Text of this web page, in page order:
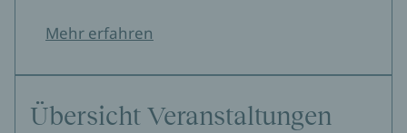
Mehr erfahren
Übersicht Veranstaltungen